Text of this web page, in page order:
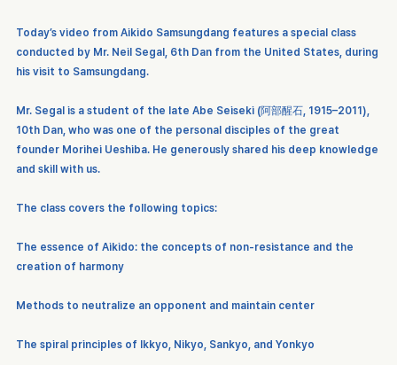
Today’s video from Aikido Samsungdang features a special class
conducted by Mr. Neil Segal, 6th Dan from the United States, during
his visit to Samsungdang.
Mr. Segal is a student of the late Abe Seiseki (阿部醒石, 1915–2011),
10th Dan, who was one of the personal disciples of the great
founder Morihei Ueshiba. He generously shared his deep knowledge
and skill with us.
The class covers the following topics:
The essence of Aikido: the concepts of non-resistance and the
creation of harmony
Methods to neutralize an opponent and maintain center
The spiral principles of Ikkyo, Nikyo, Sankyo, and Yonkyo